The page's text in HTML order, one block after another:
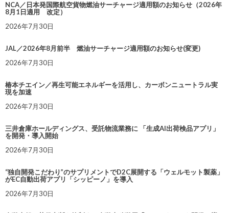
NCA／日本発国際航空貨物燃油サーチャージ適用額のお知らせ（2026年
8月1日適用 改定）
2026年7月30日
JAL／2026年8月前半 燃油サーチャージ適用額のお知らせ(変更)
2026年7月30日
椿本チエイン／再生可能エネルギーを活用し、カーボンニュートラル実
現を加速
2026年7月30日
三井倉庫ホールディングス、受託物流業務に 「生成AI出荷検品アプリ」
を開発・導入開始
2026年7月30日
“独自開発こだわり”のサプリメントでD2C展開する「ウェルモット製薬」
がEC自動出荷アプリ「シッピーノ」を導入
2026年7月30日